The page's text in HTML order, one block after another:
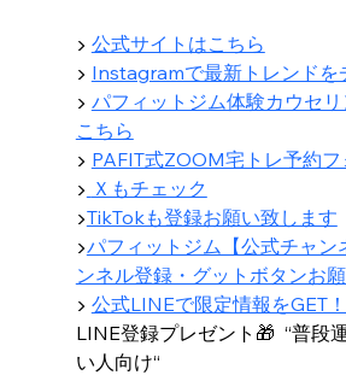
▶ 公式サイトはこちら
▶ Instagramで最新トレンドを
▶ パフィットジム体験カウセ
こちら
▶︎ PAFIT式ZOOM宅トレ予約フ
▶︎ Ｘもチェック
▶︎TikTokも登録お願い致します
▶︎パフィットジム【公式チャン
ンネル登録・グットボタンお願
▶ 公式LINEで限定情報をGET！
LINE登録プレゼント🎁  “普段
い人向け“